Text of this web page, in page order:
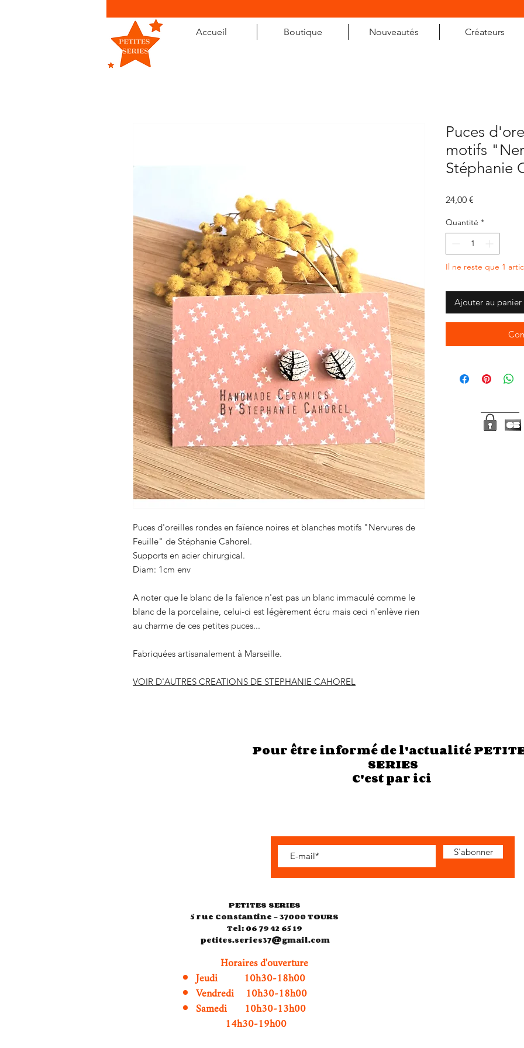
Accueil Boutique Nouveautés Créateurs
Puces d'oreilles rondes en faïence noires et blanches motifs "Nervures de
Feuille" de Stéphanie Cahorel.
Supports en acier chirurgical.
Diam: 1cm env
A noter que le blanc de la faïence n'est pas un blanc immaculé comme le
blanc de la porcelaine, celui-ci est légèrement écru mais ceci n'enlève rien
au charme de ces petites puces...
Fabriquées artisanalement à Marseille.
VOIR D'AUTRES CREATIONS DE STEPHANIE CAHOREL
Puces
motifs
Stéphanie
24,00 €
Quantité *
Il ne reste que 1
Ajouter au panier
Pour être informé de l'actualité
SERIES
C'est par ici
S'abonner
PETITES SERIES
5 rue Constantine - 37000 TOURS
Tel: 06 79 42 65 19
petites.series37@gmail.com
Horaires d'ouverture
Jeudi 10h30-18h00
Vendredi 10h30-18h00
Samedi 10h30-13h00
14h30-19h00